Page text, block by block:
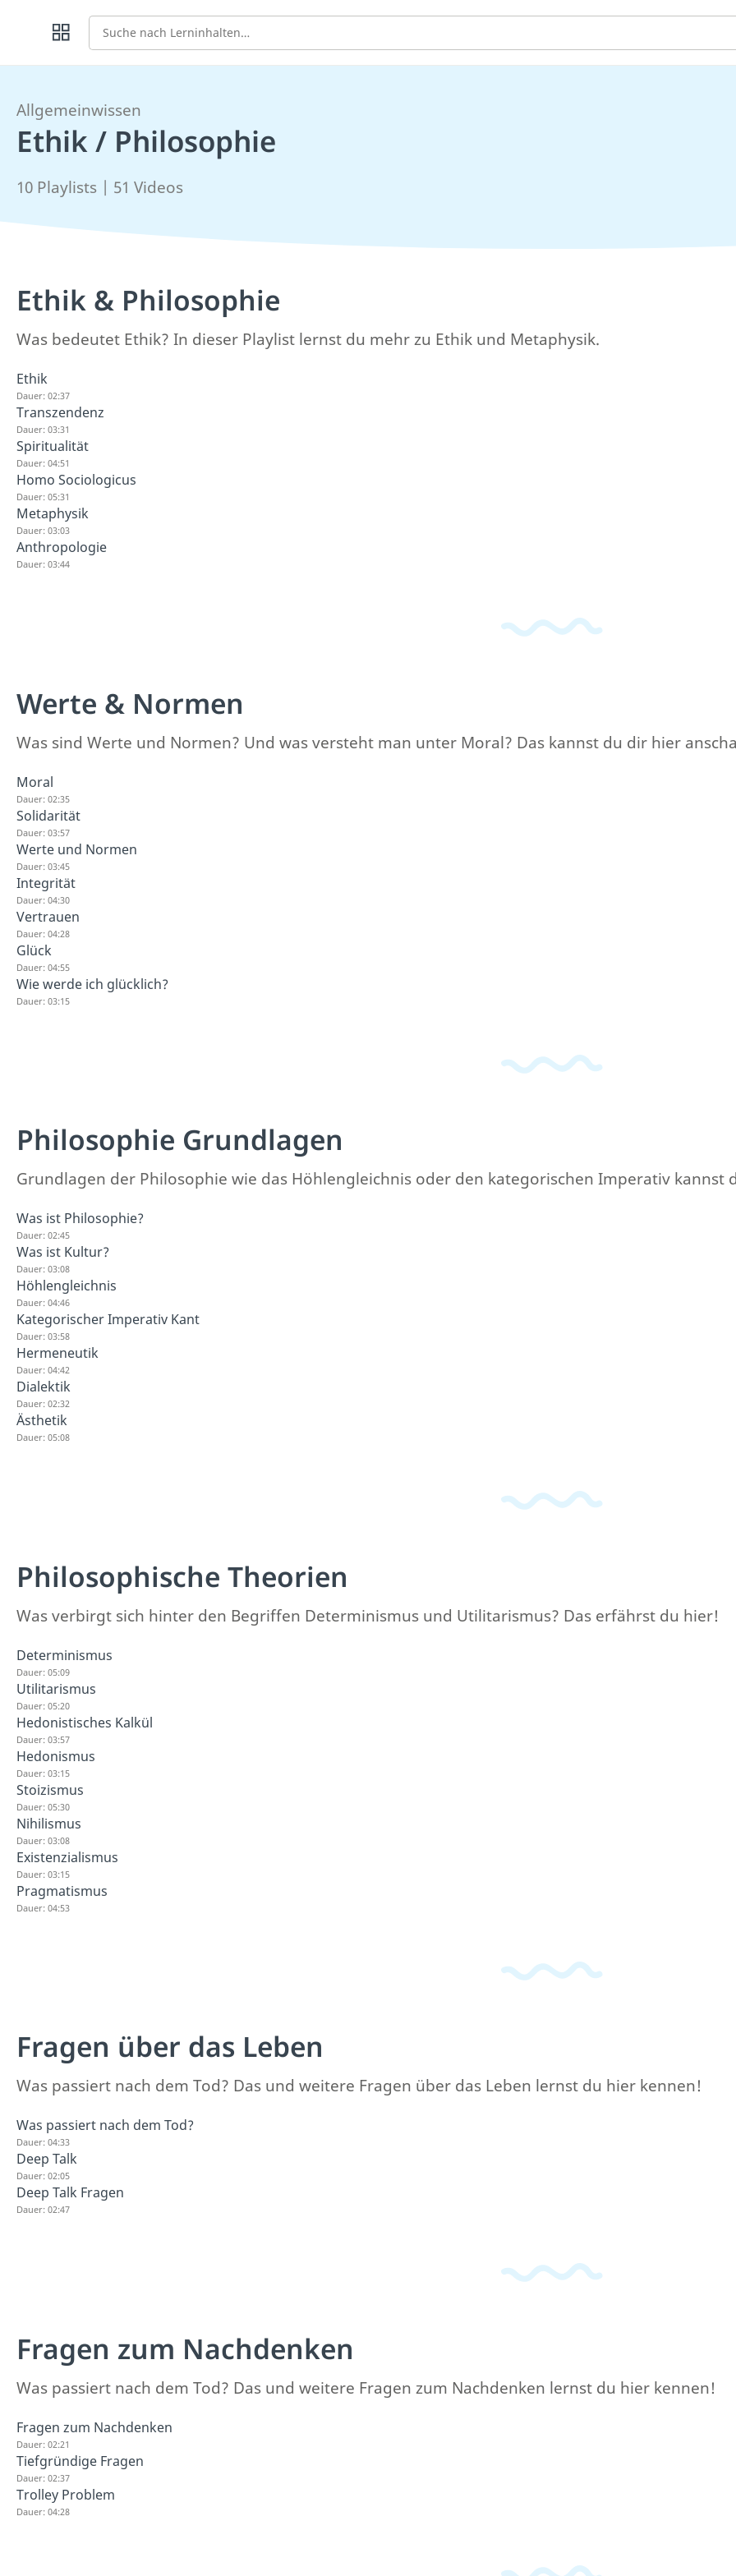
Suche
Allgemeinwissen
Ethik / Philosophie
10 Playlists | 51 Videos
Ethik & Philosophie
Was bedeutet Ethik? In dieser Playlist lernst du mehr zu Ethik und Metaphysik.
Ethik
Dauer: 02:37
Transzendenz
Dauer: 03:31
Spiritualität
Dauer: 04:51
Homo Sociologicus
Dauer: 05:31
Metaphysik
Dauer: 03:03
Anthropologie
Dauer: 03:44
Werte & Normen
Was sind Werte und Normen? Und was versteht man unter Moral? Das kannst du dir hier
Moral
Dauer: 02:35
Solidarität
Dauer: 03:57
Werte und Normen
Dauer: 03:45
Integrität
Dauer: 04:30
Vertrauen
Dauer: 04:28
Glück
Dauer: 04:55
Wie werde ich glücklich?
Dauer: 03:15
Philosophie Grundlagen
Grundlagen der Philosophie wie das Höhlengleichnis oder den kategorischen Imperativ kannst
Was ist Philosophie?
Dauer: 02:45
Was ist Kultur?
Dauer: 03:08
Höhlengleichnis
Dauer: 04:46
Kategorischer Imperativ Kant
Dauer: 03:58
Hermeneutik
Dauer: 04:42
Dialektik
Dauer: 02:32
Ästhetik
Dauer: 05:08
Philosophische Theorien
Was verbirgt sich hinter den Begriffen Determinismus und Utilitarismus? Das erfährst du hier!
Determinismus
Dauer: 05:09
Utilitarismus
Dauer: 05:20
Hedonistisches Kalkül
Dauer: 03:57
Hedonismus
Dauer: 03:15
Stoizismus
Dauer: 05:30
Nihilismus
Dauer: 03:08
Existenzialismus
Dauer: 03:15
Pragmatismus
Dauer: 04:53
Fragen über das Leben
Was passiert nach dem Tod? Das und weitere Fragen über das Leben lernst du hier kennen!
Was passiert nach dem Tod?
Dauer: 04:33
Deep Talk
Dauer: 02:05
Deep Talk Fragen
Dauer: 02:47
Fragen zum Nachdenken
Was passiert nach dem Tod? Das und weitere Fragen zum Nachdenken lernst du hier kennen!
Fragen zum Nachdenken
Dauer: 02:21
Tiefgründige Fragen
Dauer: 02:37
Trolley Problem
Dauer: 04:28